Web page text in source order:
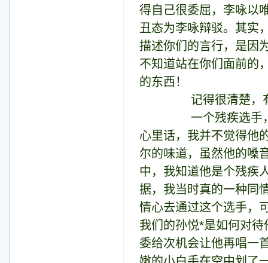
得自己很委屈，李咏以
丑态为李咏辩驳。其实
描述你们的言行，是因
不知道站在你们面前的
的东西！
记得很清楚，有
一个残疾选手，手
心里话，我并不觉得他
尔的味道，虽然他的嗓
中，我知道他是个残疾
据，我当时真的一种同
情心去通过这个选手，
我们的孙悦*是如何对
委给次机会让他再唱一